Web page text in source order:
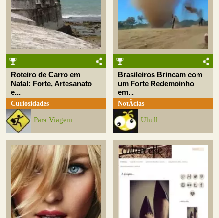
Roteiro de Carro em
Natal: Forte, Artesanato
e...
Curiosidades
Para Viagem
Brasileiros Brincam com
um Forte Redemoinho
em...
NotÃ­cias
Uhull